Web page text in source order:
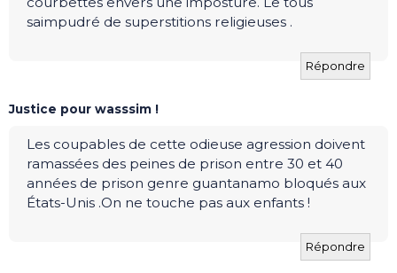
saimpudré de superstitions religieuses .
Répondre
Justice pour wasssim !
Les coupables de cette odieuse agression doivent
ramassées des peines de prison entre 30 et 40
années de prison genre guantanamo bloqués aux
États-Unis .On ne touche pas aux enfants !
Répondre